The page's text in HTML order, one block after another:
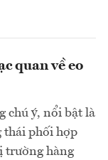
quan về eo
chú ý, nổi bật là
thái phối hợp
trường hàng